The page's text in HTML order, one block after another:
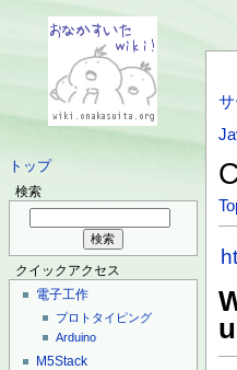
トップ
検索
クイックアクセス
電子工作
プロトタイピング
Arduino
M5Stack